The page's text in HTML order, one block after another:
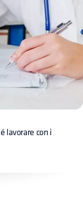
lavorare con i